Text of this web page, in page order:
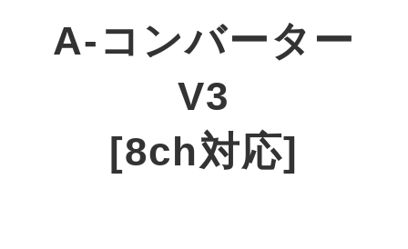
A-コンバーター
V3
[8ch対応]